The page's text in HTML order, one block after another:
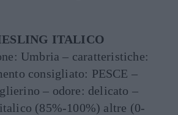
ITALICO
Umbria – caratteristiche:
consigliato: PESCE –
– odore: delicato –
(85%-100%) altre (0-